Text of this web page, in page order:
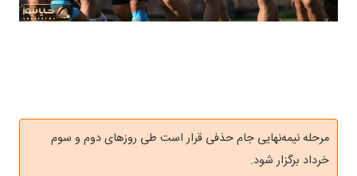
مرحله نیمه‌نهایی جام حذفی قرار است طی روز‌های دوم و سوم
خرداد برگزار شود.